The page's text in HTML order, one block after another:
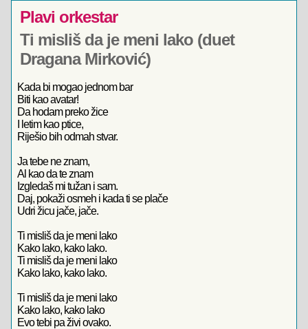
Plavi orkestar
Ti misliš da je meni lako (duet
Dragana Mirković)
Kada bi mogao jednom bar
Biti kao avatar!
Da hodam preko žice
I letim kao ptice,
Riješio bih odmah stvar.
Ja tebe ne znam,
Al kao da te znam
Izgledaš mi tužan i sam.
Daj, pokaži osmeh i kada ti se plače
Udri žicu jače, jače.
Ti misliš da je meni lako
Kako lako, kako lako.
Ti misliš da je meni lako
Kako lako, kako lako.
Ti misliš da je meni lako
Kako lako, kako lako
Evo tebi pa živi ovako.